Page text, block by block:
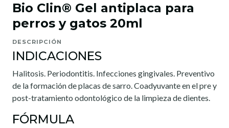
Bio Clin® Gel antiplaca para
perros y gatos 20ml
DESCRIPCIÓN
INDICACIONES
Halitosis. Periodontitis. Infecciones gingivales. Preventivo
de la formación de placas de sarro. Coadyuvante en el pre y
post-tratamiento odontológico de la limpieza de dientes.
FÓRMULA